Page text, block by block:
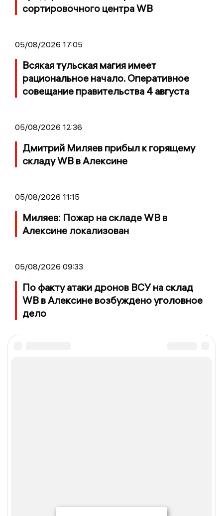
сортировочного центра WB
05/08/2026 17:05
Всякая тульская магия имеет
рациональное начало. Оперативное
совещание правительства 4 августа
05/08/2026 12:36
Дмитрий Миляев прибыл к горящему
складу WB в Алексине
05/08/2026 11:15
Миляев: Пожар на складе WB в
Алексине локализован
05/08/2026 09:33
По факту атаки дронов ВСУ на склад
WB в Алексине возбуждено уголовное
дело